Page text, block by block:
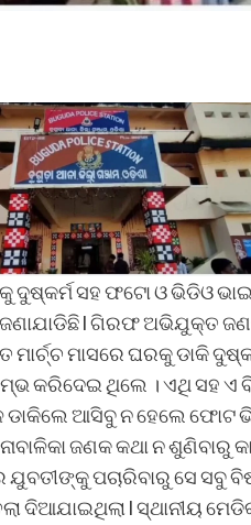
ଦୁଷ୍କର୍ମ ସହ ଫଟୋ ଓ ଭିଡିଓ
l ଗିରଫ ଅଭିଯୁକ୍ତ
ମାର୍ଚ୍ଚ ମାସରେ ଘରକୁ ଡାକି
କରିଦେଇ ଥିଲେ । ଏଥି ସହ ଏ
ଡାକିଲେ ଆସିବୁ ନ ହେଲେ ଫୋଟ
ଜଣକ କଥା ନ ଶୁଣିବାରୁ
ପଚାରିବାରୁ ସେ ସବୁ
ଦିଆଯାଇଥିଲା l ସ୍ଥାନୀୟ